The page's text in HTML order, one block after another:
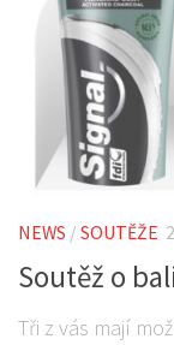
NEWS / SOUTĚŽE
Soutěž o
Tři z vás mají